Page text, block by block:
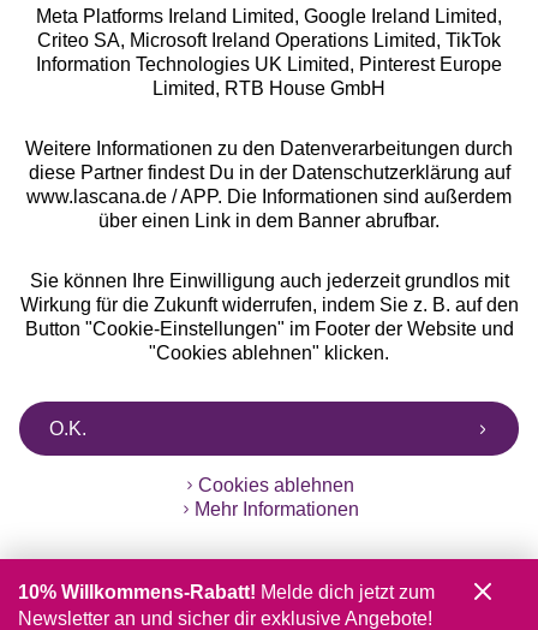
Alle Preise inkl. MwSt., zzgl.
Versandkosten
** Bonität vorausgesetzt, berechtigt zur Bonitätsprüfung
Meta Platforms Ireland Limited, Google Ireland Limited,
Criteo SA, Microsoft Ireland Operations Limited, TikTok
Information Technologies UK Limited, Pinterest Europe
Limited, RTB House GmbH
Weitere Informationen zu den Datenverarbeitungen durch
diese Partner findest Du in der Datenschutzerklärung auf
www.lascana.de / APP. Die Informationen sind außerdem
über einen Link in dem Banner abrufbar.
Sie können Ihre Einwilligung auch jederzeit grundlos mit
Wirkung für die Zukunft widerrufen, indem Sie z. B. auf den
Button "Cookie-Einstellungen" im Footer der Website und
"Cookies ablehnen" klicken.
O.K.
Cookies ablehnen
Mehr Informationen
10% Willkommens-Rabatt! Melde dich jetzt zum
Newsletter an und sicher dir exklusive Angebote!